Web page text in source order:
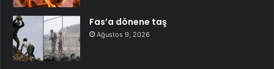
Fas’a dönene taş
Ağustos 9, 2026